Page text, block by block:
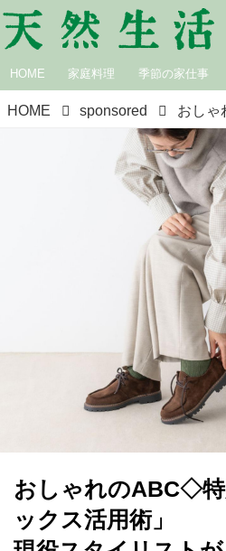
HOME 家庭料理 季節の家仕事
HOME sponsored
おしゃれのABC◇特
ックス活用術」